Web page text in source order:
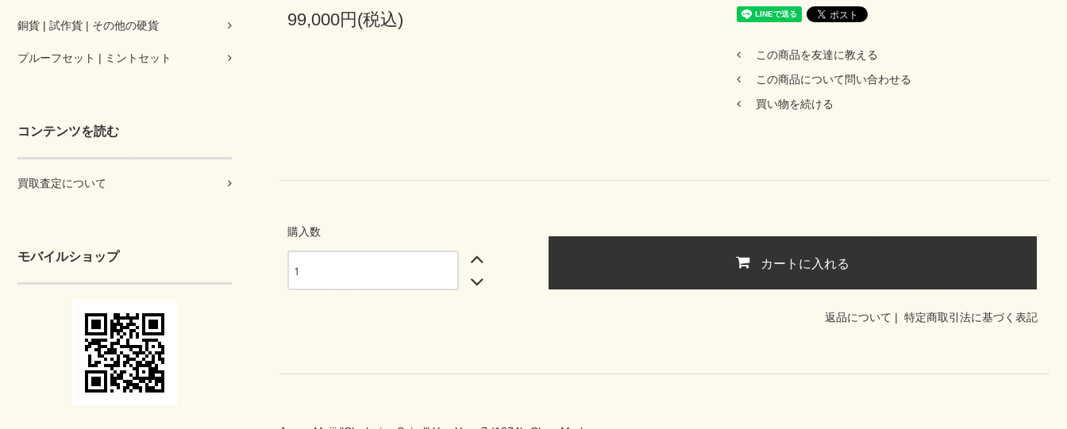
銅貨 | 試作貨 | その他の硬貨
プルーフセット | ミントセット
コンテンツを読む
買取査定について
モバイルショップ
99,000円(税込)
この商品を友達に教える
この商品について問い合わせる
買い物を続ける
購入数
カートに入れる
返品について | 特定商取引法に基づく表記